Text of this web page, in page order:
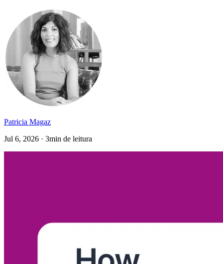
Patricia Magaz
Jul 6, 2026 · 3min de leitura